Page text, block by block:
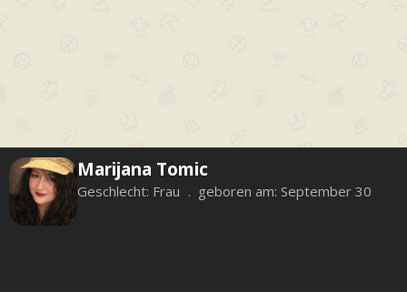
Marijana Tomic
Geschlecht: Frau geboren am: September 30